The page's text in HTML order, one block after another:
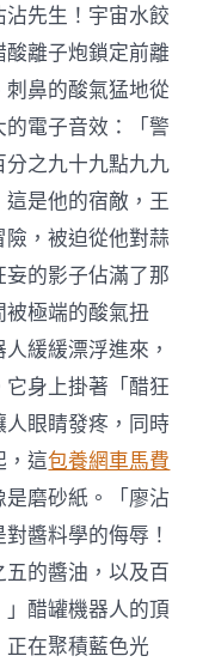
先生！宇宙水餃
離子炮鎖定前離
鼻的酸氣猛地從
電子音效：「警
之九十九點九九
是他的宿敵，王
，被迫從他對蒜
的影子佔滿了那
極端的酸氣扭
緩緩漂浮進來，
身上掛著「醋狂
眼睛發疼，同時
，這包養網車馬費
磨砂紙。「廖沾
醬料學的侮辱！
的醬油，以及百
醋罐機器人的頂
在聚積藍色光